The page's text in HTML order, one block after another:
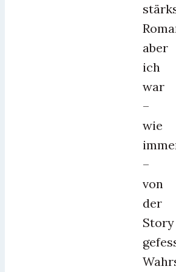
aber
ich
war
–
wie
–
von
der
Story